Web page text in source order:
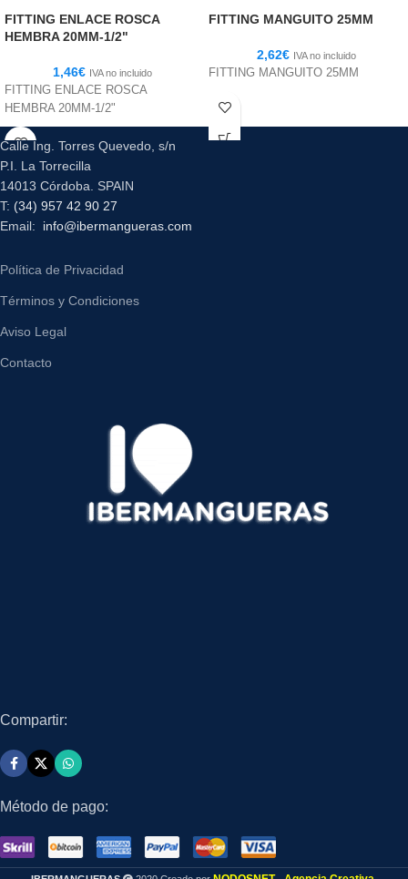
FITTING ENLACE ROSCA
HEMBRA 20MM-1/2"
1,46€ IVA no incluido
FITTING ENLACE ROSCA
HEMBRA 20MM-1/2"
FITTING MANGUITO 25MM
2,62€ IVA no incluido
FITTING MANGUITO 25MM
Calle Ing. Torres Quevedo, s/n
P.I. La Torrecilla
14013 Córdoba. SPAIN
T: (34) 957 42 90 27
Email: info@ibermangueras.com
Política de Privacidad
Términos y Condiciones
Aviso Legal
Contacto
Compartir:
Método de pago: